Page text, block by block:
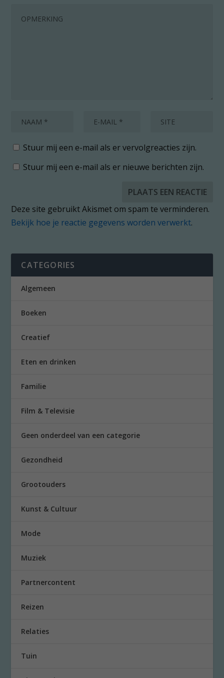
Stuur mij een e-mail als er vervolgreacties zijn.
Stuur mij een e-mail als er nieuwe berichten zijn.
Deze site gebruikt Akismet om spam te verminderen.
Bekijk hoe je reactie gegevens worden verwerkt.
CATEGORIES
Algemeen
Boeken
Creatief
Eten en drinken
Familie
Film & Televisie
Geen onderdeel van een categorie
Gezondheid
Grootouders
Kunst & Cultuur
Mode
Muziek
Partnercontent
Reizen
Relaties
Tuin